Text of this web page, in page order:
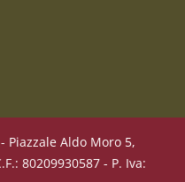
Piazzale Aldo Moro 5,
80209930587 - P. Iva: